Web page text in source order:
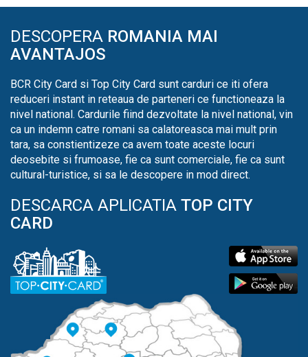
DESCOPERA ROMANIA MAI
AVANTAJOS
BCR City Card si Top City Card sunt carduri ce iti ofera
reduceri instant in reteaua de parteneri ce functioneaza la
nivel national. Cardurile fiind dezvoltate la nivel national, vin
ca un indemn catre romani sa calatoreasca mai mult prin
tara, sa constientizeze ca avem toate aceste locuri
deosebite si frumoase, fie ca sunt comerciale, fie ca sunt
cultural-turistice, si sa le descopere in mod direct.
DESCARCA APLICATIA TOP CITY
CARD